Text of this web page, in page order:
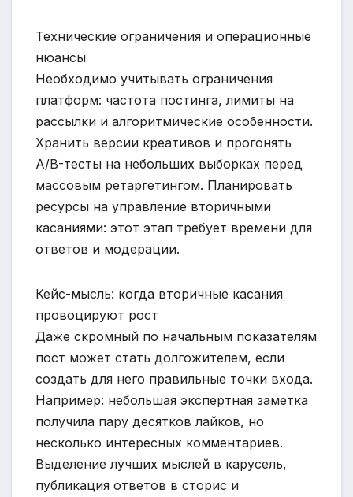
Технические ограничения и операционные
нюансы
Необходимо учитывать ограничения
платформ: частота постинга, лимиты на
рассылки и алгоритмические особенности.
Хранить версии креативов и прогонять
A/B-тесты на небольших выборках перед
массовым ретаргетингом. Планировать
ресурсы на управление вторичными
касаниями: этот этап требует времени для
ответов и модерации.
Кейс-мысль: когда вторичные касания
провоцируют рост
Даже скромный по начальным показателям
пост может стать долгожителем, если
создать для него правильные точки входа.
Например: небольшая экспертная заметка
получила пару десятков лайков, но
несколько интересных комментариев.
Выделение лучших мыслей в карусель,
публикация ответов в сторис и